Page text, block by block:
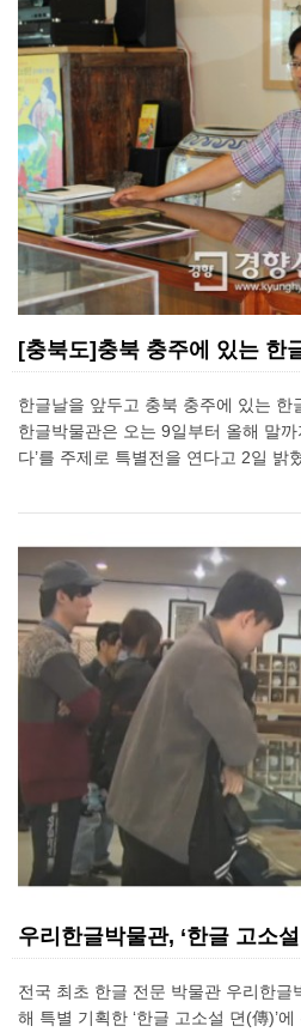
[충북도]충북 충주에 있는 한
한글날을 앞두고 충북 충주에 있는 한
한글박물관은 오는 9일부터 올해 말
다’를 주제로 특별전을 연다고 2일 밝
우리한글박물관, ‘한글 고소
전국 최초 한글 전문 박물관 우리한글
해 특별 기획한 ‘한글 고소설 뎐(傳)’